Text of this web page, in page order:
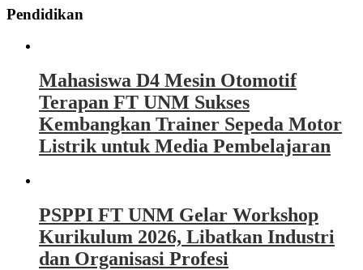
Pendidikan
Mahasiswa D4 Mesin Otomotif
Terapan FT UNM Sukses
Kembangkan Trainer Sepeda Motor
Listrik untuk Media Pembelajaran
PSPPI FT UNM Gelar Workshop
Kurikulum 2026, Libatkan Industri
dan Organisasi Profesi